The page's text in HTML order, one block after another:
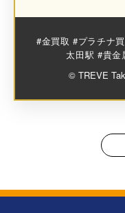
#金買取 #プラチナ
太田駅 #貴金
© TREVE